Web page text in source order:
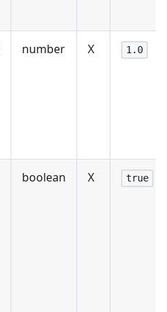
number X 1.0
boolean X true